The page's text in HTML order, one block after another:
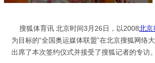
搜狐体育讯 北京时间3月26日，以2008北京
为目标的“全国奥运媒体联盟”在北京搜狐网络
出席了本次签约仪式并接受了搜狐记者的专访。